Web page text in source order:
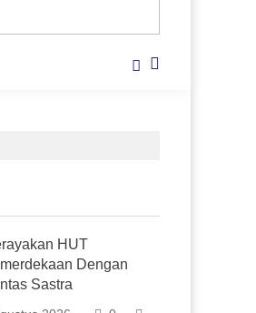
HUT
Dengan
Sastra